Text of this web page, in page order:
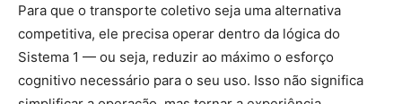
Para que o transporte coletivo seja uma alternativa
competitiva, ele precisa operar dentro da lógica do
Sistema 1 — ou seja, reduzir ao máximo o esforço
cognitivo necessário para o seu uso. Isso não significa